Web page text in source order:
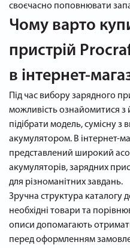
своєчасно поповнювати
Чому варто
пристрій
в інтернет-
Під час вибору зарядного
можливість ознайомитися з
підібрати модель, сумісну
акумулятором. В інтернет-
представлений широкий
акумуляторів, зарядних
для різноманітних завдань.
Зручна структура каталогу
необхідні товари та
описи допомагають
перед оформленням